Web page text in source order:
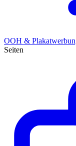
OOH &
Seiten